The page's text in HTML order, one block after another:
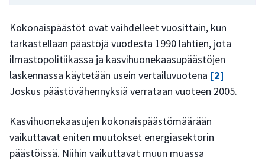
Kokonaispäästöt ovat vaihdelleet vuosittain, kun
tarkastellaan päästöjä vuodesta 1990 lähtien, jota
ilmastopolitiikassa ja kasvihuonekaasupäästöjen
laskennassa käytetään usein vertailuvuotena [2]
Joskus päästövähennyksiä verrataan vuoteen 2005.
Kasvihuonekaasujen kokonaispäästömäärään
vaikuttavat eniten muutokset energiasektorin
päästöissä. Niihin vaikuttavat muun muassa